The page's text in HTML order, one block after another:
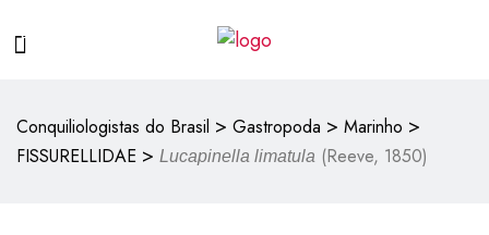
Conquiliologistas do Brasil > Gastropoda > Marinho >
FISSURELLIDAE > Lucapinella limatula (Reeve, 1850)